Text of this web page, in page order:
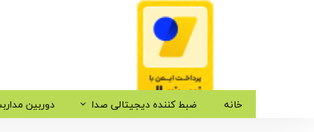
خانه ضبط کننده دیجیتالی صدا دوربین